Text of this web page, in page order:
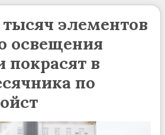
элементов
освещения
в
по